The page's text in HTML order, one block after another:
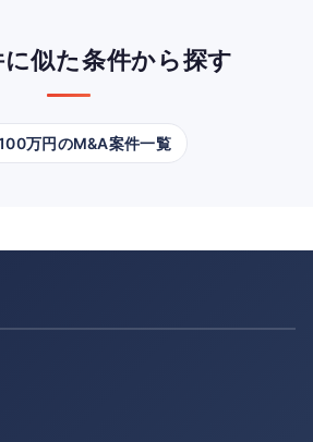
似た条件から探す
万円のM&A案件一覧